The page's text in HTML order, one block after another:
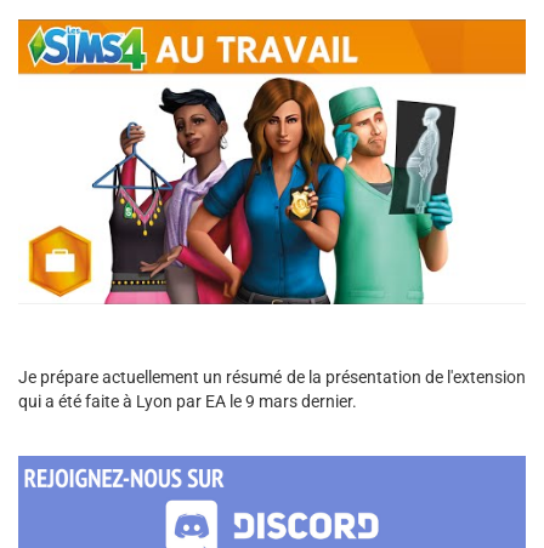
Je prépare actuellement un résumé de la présentation de l'extension
qui a été faite à Lyon par EA le 9 mars dernier.